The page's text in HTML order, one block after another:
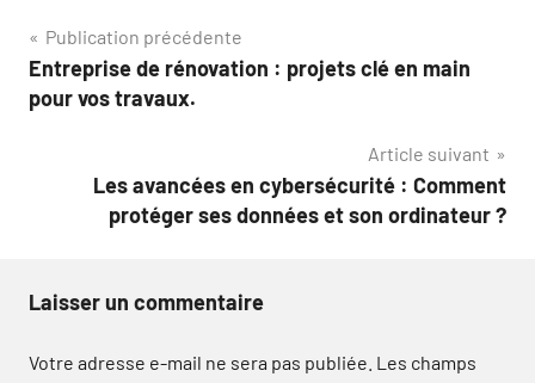
Navigation
de
Publication précédente
Entreprise de rénovation : projets clé en main
pour vos travaux.
Article suivant
Les avancées en cybersécurité : Comment
protéger ses données et son ordinateur ?
Laisser un commentaire
Votre adresse e-mail ne sera pas publiée. Les champs